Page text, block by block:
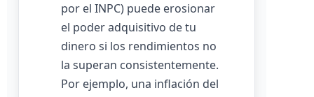
por el INPC) puede erosionar
el poder adquisitivo de tu
dinero si los rendimientos no
la superan consistentemente.
Por ejemplo, una inflación del